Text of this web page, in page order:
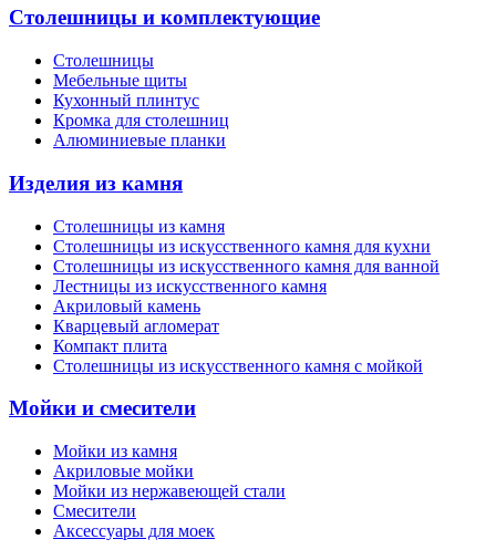
Столешницы и комплектующие
Столешницы
Мебельные щиты
Кухонный плинтус
Кромка для столешниц
Алюминиевые планки
Изделия из камня
Столешницы из камня
Cтолешницы из искусственного камня для кухни
Cтолешницы из искусственного камня для ванной
Лестницы из искусственного камня
Акриловый камень
Кварцевый агломерат
Компакт плита
Столешницы из искусственного камня с мойкой
Мойки и смесители
Мойки из камня
Акриловые мойки
Мойки из нержавеющей стали
Смесители
Аксессуары для моек